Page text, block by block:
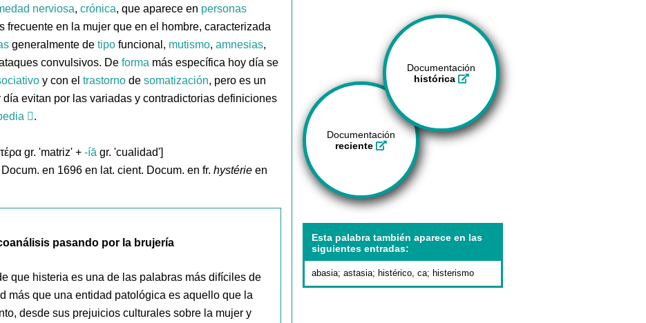
nerviosa, crónica, que aparece en personas
frecuente en la mujer que en el hombre, caracterizada
generalmente de tipo funcional, mutismo, amnesias,
convulsivos. De forma más específica hoy día se
y con el trastorno de somatización, pero es un
día evitan por las variadas y contradictorias definiciones
.
gr. 'matriz' + -íā gr. 'cualidad']
Docum. en 1696 en lat. cient. Docum. en fr. hystérie en
pasando por la brujería
que histeria es una de las palabras más difíciles de
más que una entidad patológica es aquello que la
desde sus prejuicios culturales sobre la mujer y
Documentación
histórica
Documentación
reciente
Esta palabra también aparece en las
siguientes entradas:
abasia; astasia; histérico, ca; histerismo